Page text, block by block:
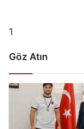
1
Göz Atın